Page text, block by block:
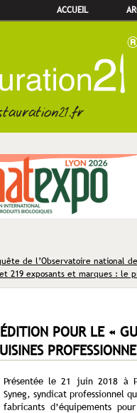
ACCUEIL
de l’Observatoire national
219 exposants et marques : le
POUR LE «
Présentée le 21 juin 2018 à
Syneg, syndicat professionnel
fabricants d’équipements